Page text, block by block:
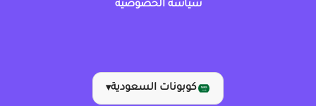
سياسة الخصوصية
كوبونات السعودية▾